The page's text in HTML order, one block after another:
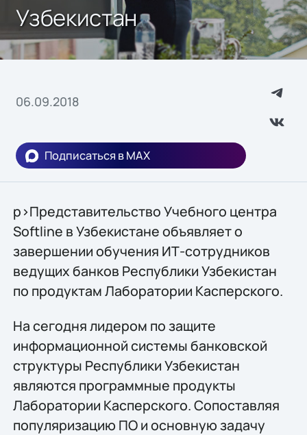
Узбекистан
06.09.2018
Подписаться в MAX
p>Представительство Учебного центра
Softline в Узбекистане объявляет о
завершении обучения ИТ-сотрудников
ведущих банков Республики Узбекистан
по продуктам Лаборатории Касперского.
На сегодня лидером по защите
информационной системы банковской
структуры Республики Узбекистан
являются программные продукты
Лаборатории Касперского. Сопоставляя
популяризацию ПО и основную задачу